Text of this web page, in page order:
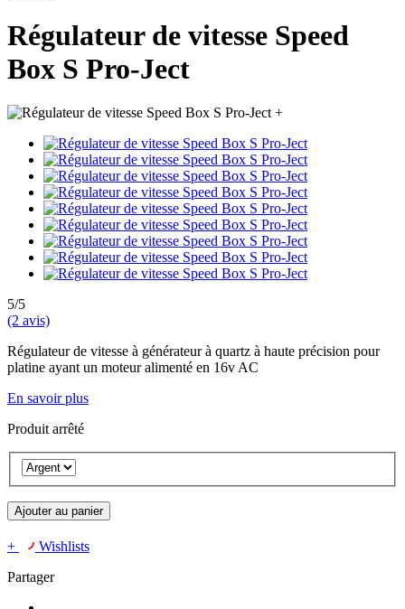
Régulateur de vitesse Speed
Box S Pro-Ject
+
5/5
(2 avis)
Régulateur de vitesse à générateur à quartz à haute précision pour
platine ayant un moteur alimenté en 16v AC
En savoir plus
Produit arrêté
Ajouter au panier
+
Wishlists
Partager